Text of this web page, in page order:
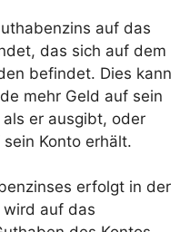
auf das
das sich auf dem
befindet. Dies kann
mehr Geld auf sein
er ausgibt, oder
Konto erhält.
erfolgt in der
wird auf das